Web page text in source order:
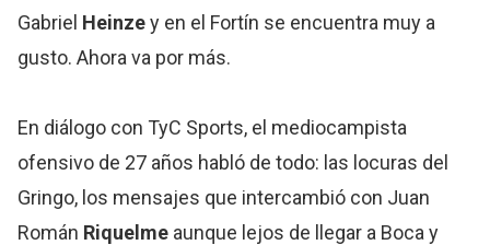
Gabriel Heinzey en el Fortín se encuentra muy a
gusto. Ahora va por más.
En diálogo con TyC Sports, el mediocampista
ofensivo de 27 años habló de todo: las locuras del
Gringo, los mensajes que intercambió con Juan
Román Riquelme aunque lejos de llegar a Boca y